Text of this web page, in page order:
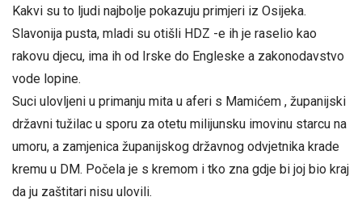
Kakvi su to ljudi najbolje pokazuju primjeri iz Osijeka.
Slavonija pusta, mladi su otišli HDZ -e ih je raselio kao
rakovu djecu, ima ih od Irske do Engleske a zakonodavstvo
vode lopine.
Suci ulovljeni u primanju mita u aferi s Mamićem , županijski
državni tužilac u sporu za otetu milijunsku imovinu starcu na
umoru, a zamjenica županijskog državnog odvjetnika krade
kremu u DM. Počela je s kremom i tko zna gdje bi joj bio kraj
da ju zaštitari nisu ulovili.